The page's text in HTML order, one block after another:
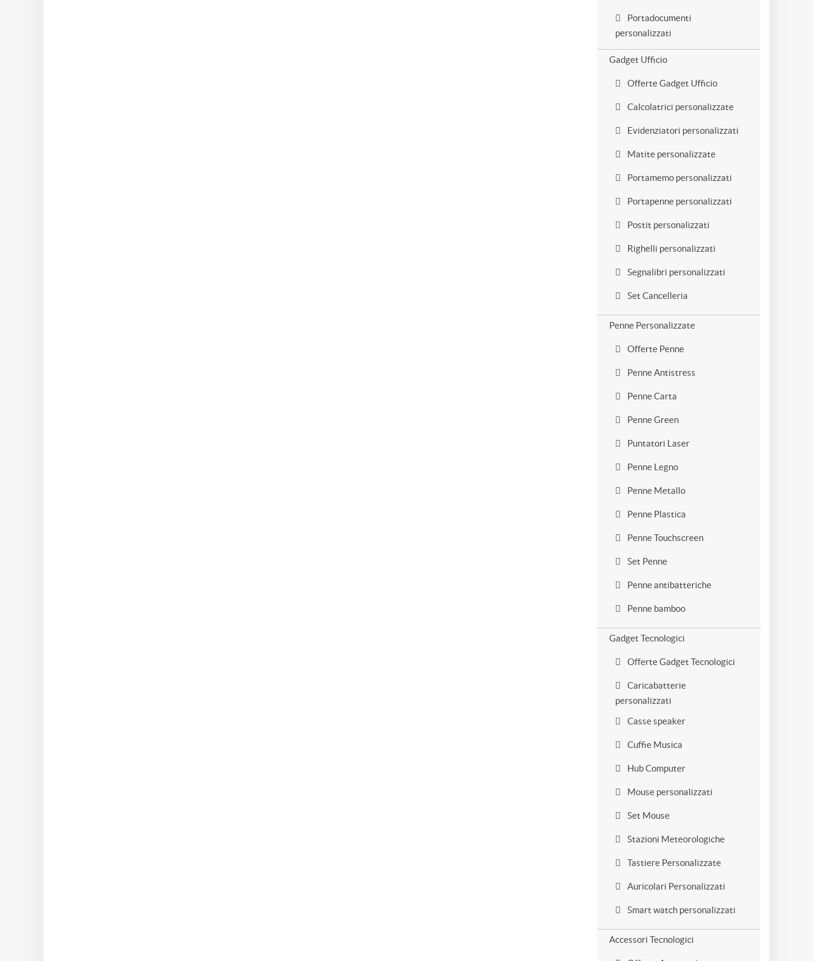
Portadocumenti
personalizzati
Gadget Ufficio
Offerte Gadget Ufficio
Calcolatrici personalizzate
Evidenziatori personalizzati
Matite personalizzate
Portamemo personalizzati
Portapenne personalizzati
Postit personalizzati
Righelli personalizzati
Segnalibri personalizzati
Set Cancelleria
Penne Personalizzate
Offerte Penne
Penne Antistress
Penne Carta
Penne Green
Puntatori Laser
Penne Legno
Penne Metallo
Penne Plastica
Penne Touchscreen
Set Penne
Penne antibatteriche
Penne bamboo
Gadget Tecnologici
Offerte Gadget Tecnologici
Caricabatterie
personalizzati
Casse speaker
Cuffie Musica
Hub Computer
Mouse personalizzati
Set Mouse
Stazioni Meteorologiche
Tastiere Personalizzate
Auricolari Personalizzati
Smart watch personalizzati
Accessori Tecnologici